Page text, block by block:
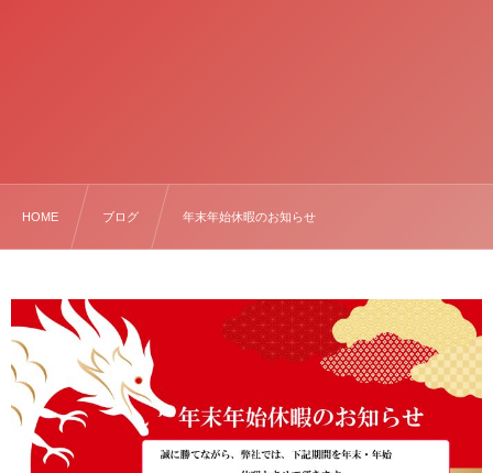
HOME ブログ 年末年始休暇のお知らせ